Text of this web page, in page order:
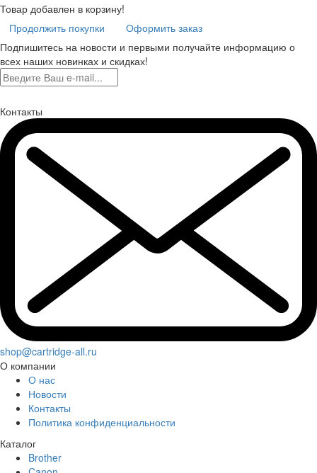
Товар добавлен в корзину!
Продолжить покупки
Оформить заказ
Подпишитесь на новости и первыми получайте информацию о
всех наших новинках и скидках!
Контакты
shop@cartridge-all.ru
О компании
О нас
Новости
Контакты
Политика конфиденциальности
Каталог
Brother